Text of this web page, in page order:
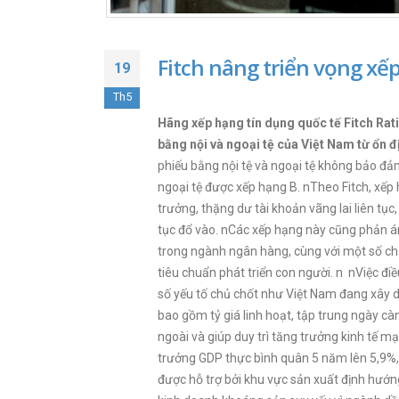
19
Th5
Fitch nâng triển vọng
Hãng xếp hạng tín dụng quốc tế Fitch
bằng nội và ngoại tệ của Việt Nam từ ổn
phiếu bằng nội tệ và ngoại tệ không bảo
ngoại tệ được xếp hạng B. nTheo Fitch,
trưởng, thặng dư tài khoản vãng lai liên
tục đổ vào. nCác xếp hạng này cũng phản
trong ngành ngân hàng, cùng với một số
tiêu chuẩn phát triển con người. n nViệc
số yếu tố chủ chốt như Việt Nam đang xây
bao gồm tỷ giá linh hoạt, tập trung ngày
ngoài và giúp duy trì tăng trưởng kinh tế
trưởng GDP thực bình quân 5 năm lên
được hỗ trợ bởi khu vực sản xuất định